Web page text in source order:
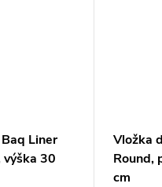
Liner
výška 30
Vložka
Round,
cm